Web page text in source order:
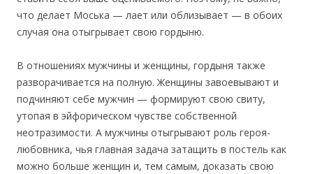
что делает Моська — лает или облизывает — в обоих
случая она отыгрывает свою гордыню.
В отношениях мужчины и женщины, гордыня также
разворачивается на полную. Женщины завоевывают и
подчиняют себе мужчин — формируют свою свиту,
утопая в эйфорическом чувстве собственной
неотразимости. А мужчины отыгрывают роль героя-
любовника, чья главная задача затащить в постель как
можно больше женщин и, тем самым, доказать свою